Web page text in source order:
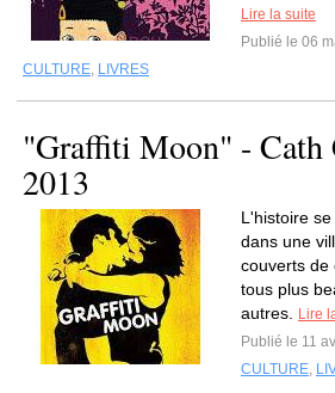
Lire la suite
Publié le 06
CULTURE, LIVRES
"Graffiti Moon" - Cath
2013
L'histoire se
dans une
couverts de
tous plus
autres.
Lire
Publié le 11
CULTURE,